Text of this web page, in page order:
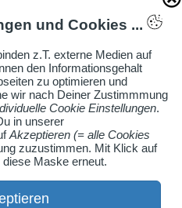
oder
für dein Unternehmen:
und Cookies ...
z.T. externe Medien auf
den Informationsgehalt
zu optimieren und
wir nach Deiner Zustimmmung
Cookie Einstellungen.
in unserer
Akzeptieren (= alle Cookies
zuzustimmen. Mit Klick auf
Maske erneut.